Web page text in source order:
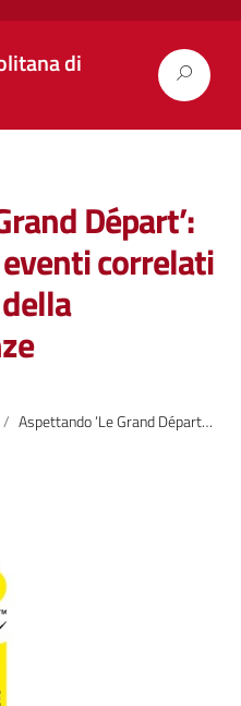
di
Départ’:
correlati
Aspettando ‘Le Grand Départ’: calendario degli eventi correlati in tutti i comuni della Metrocittà Firenze